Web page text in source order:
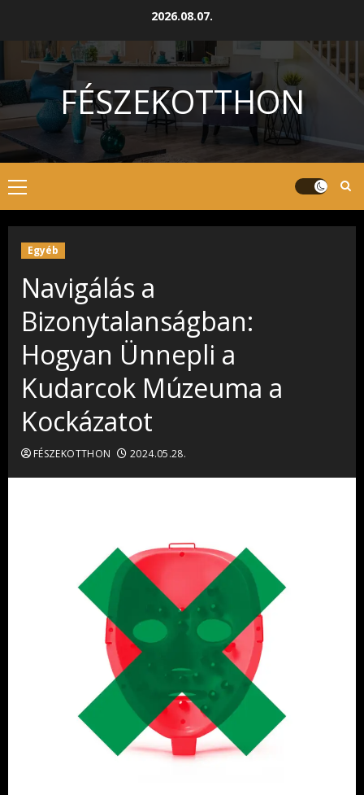
2026.08.07.
FÉSZEKOTTHON
Primary
Menu
Egyéb
Navigálás a
Bizonytalanságban:
Hogyan Ünnepli a
Kudarcok Múzeuma a
Kockázatot
FÉSZEKOTTHON 2024.05.28.